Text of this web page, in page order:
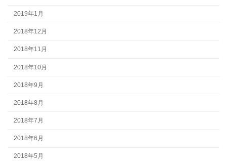
2019年1月
2018年12月
2018年11月
2018年10月
2018年9月
2018年8月
2018年7月
2018年6月
2018年5月